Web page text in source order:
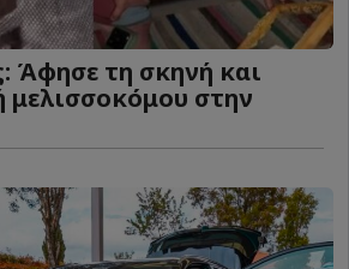
Άφησε τη σκηνή και
μελισσοκόμου στην